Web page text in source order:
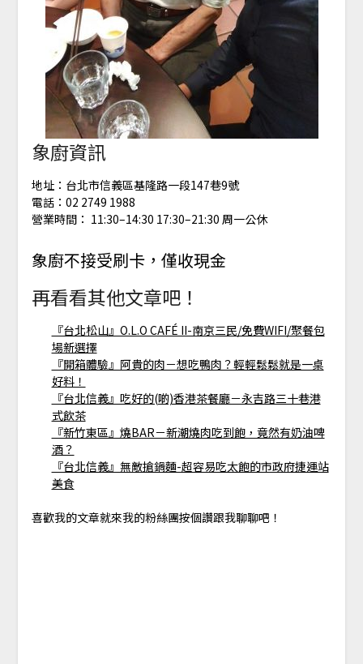
象廚資訊
地址：台北市信義區基隆路一段147巷9號
電話：02 2749 1988
營業時間： 11:30–14:30 17:30–21:30 周一公休
象廚不接受刷卡，僅收現金
再看看其他文章吧！
『台北松山』O.L.O CAFÉ II-南京三民/免費WIFI/聚餐包
場新選擇
『開箱體驗』阿貴的肉－想吃鴨肉？輕輕鬆鬆就是一桌
好料！
『台北信義』吃好的(啲)香港茶餐廳－永吉路三十巷港
式飲茶
『新竹東區』燒BAR－新潮燒肉吃到飽，竟然有奶油啤
酒？
『台北信義』無敵搶鍋麵-超容易吃太飽的市政府捷運站
美食
喜歡我的文章就來我的粉絲團按個讚跟我聊聊吧！